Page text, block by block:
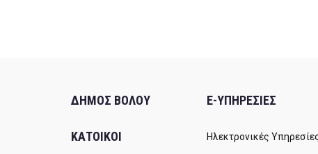
ΔΗΜΟΣ ΒΟΛΟΥ
ΚΑΤΟΙΚΟΙ
E-ΥΠΗΡΕΣΙΕΣ
Ηλεκτρονικές